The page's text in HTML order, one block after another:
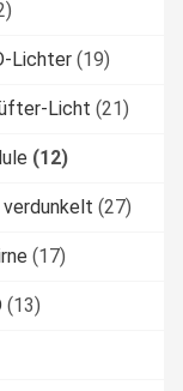
Lichter (19)
Licht (21)
(12)
(27)
(17)
(13)